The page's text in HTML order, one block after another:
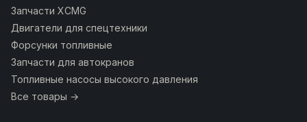
Запчасти XCMG
Двигатели для спецтехники
Форсунки топливные
Запчасти для автокранов
Топливные насосы высокого давления
Все товары →